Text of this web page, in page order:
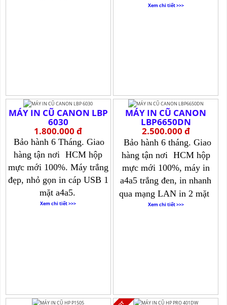
Xem chi tiết >>>
MÁY IN CŨ CANON LBP
6030
1.800.000 đ
Bảo hành 6 Tháng. Giao
hàng tận nơi
HCM hộp
mực mới 100%. Máy trắng
đẹp, nhỏ gọn in cáp USB 1
mặt a4a5.
Xem chi tiết >>>
MÁY IN CŨ CANON
LBP6650DN
2.500.000 đ
Bảo hành 6 tháng. Giao
hàng tận nơi HCM hộp
mực mới 100%, máy in
a4a5 trắng đen, in nhanh
qua mạng LAN in 2 mặt
Xem chi tiết >>>